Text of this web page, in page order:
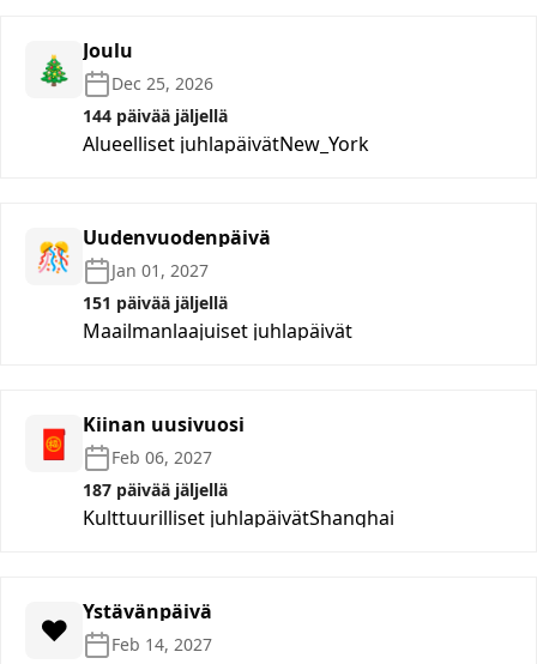
🎄 Joulu
Dec 25, 2026
144 päivää jäljellä
Alueelliset juhlapäivätNew_York
🎊 Uudenvuodenpäivä
Jan 01, 2027
151 päivää jäljellä
Maailmanlaajuiset juhlapäivät
🧧 Kiinan uusivuosi
Feb 06, 2027
187 päivää jäljellä
Kulttuurilliset juhlapäivätShanghai
❤️ Ystävänpäivä
Feb 14, 2027